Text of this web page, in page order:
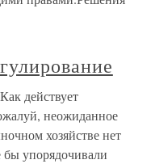
действует
неожиданное
хозяйстве нет
упорядочивали